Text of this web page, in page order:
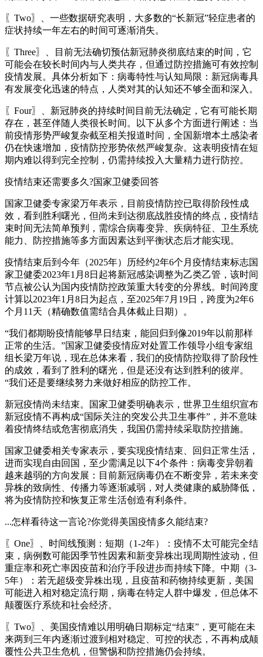
〖Two〗、一些数据研究表明，大多数的“长新冠”轻症患者的
症状持续一年左右的时间可逐渐消失。
〖Three〗、目前无法确切预估新冠肺炎彻底结束的时间，它
可能会在较长时间内与人类共存，但通过防控措施可有效控制
疫情发展。具体分析如下：病毒特性与认知局限：新冠病毒具
有发展变化迅速的特点，人类对其的认知还不够全面和深入。
〖Four〗、新冠肺炎的持续时间目前无法确定，它有可能长期
存在，甚至伴随人类很长时间。以下从多个方面进行阐述：当
前疫情形势严峻复杂截至相关报道时间，全国新增本土感染者
仍在快速增加，疫情防控形势依然严峻复杂。这表明疫情在短
期内难以得到完全控制，仍需持续投入大量精力进行防控。
疫情结束还需要多久?国家卫健委回答
国家卫健委专家梁万年表示，目前疫情防控已取得阶段性成
效，看到胜利曙光，但尚未到达彻底战胜疫情的终点，疫情结
束时间无法简单预判，需综合病毒变异、疾病特征、卫生系统
能力、防控措施等多方面因素达到平衡状态后才能实现。
疫情结束后到今年（2025年）历经约2年6个月疫情结束标志国
家卫健委2023年1月8日起将新冠感染调整为乙类乙管，该时间
节点被公认为国内疫情防控政策重大转变的分界线。时间跨度
计算以2023年1月8日为起点，至2025年7月19日，跨度为2年6
个月11天（精确数值需结合具体截止日期）。
“我们都期盼疫情能够早日结束，能回归到像2019年以前那样
正常的生活。”国家卫健委疫情应对处置工作领导小组专家组
组长梁万年说，现在总体来看，我们的疫情防控取得了阶段性
的成效，看到了胜利的曙光，但是还没有达到胜利的彼岸。
“我们还是要继续努力来做好相应的防控工作。
新冠疫情尚未结束。国家卫健委明确表示，世界卫生组织宣布
新冠疫情不再构成“国际关注的突发公共卫生事件”，并不意味
着疫情终结或危害彻底消失，我国仍需持续采取防控措施。
国家卫健委相关专家表示，要实现疫情结束、回归正常生活，
进而实现自由回国，至少需满足以下4个条件：病毒变异朝着
越来越弱的方向发展：目前新冠病毒仍在不断变异，若未来变
异株的致病性、传播力等逐渐减弱，对人类健康的威胁降低，
将为疫情防控和恢复正常生活创造有利条件。
...怎样看待这一言论?你觉得美国疫情多久能结束?
〖One〗、时间线预测：短期（1-2年）：疫情不太可能完全结
束，病例数可能因季节性因素和新变异株出现周期性波动，但
重症率和死亡率因疫苗和治疗手段进步而持续下降。中期（3-
5年）：若无超级变异株出现，且疫苗和药物持续更新，美国
可能进入相对稳定流行期，病毒在特定人群中爆发，但总体不
颠覆医疗系统和社会经济。
〖Two〗、美国疫情难以用明确日期标定“结束”，更可能在未
来两到三年内逐渐过渡到相对稳定、可控的状态，不再构成颠
覆性公共卫生危机，但警惕和防控措施仍会持续。